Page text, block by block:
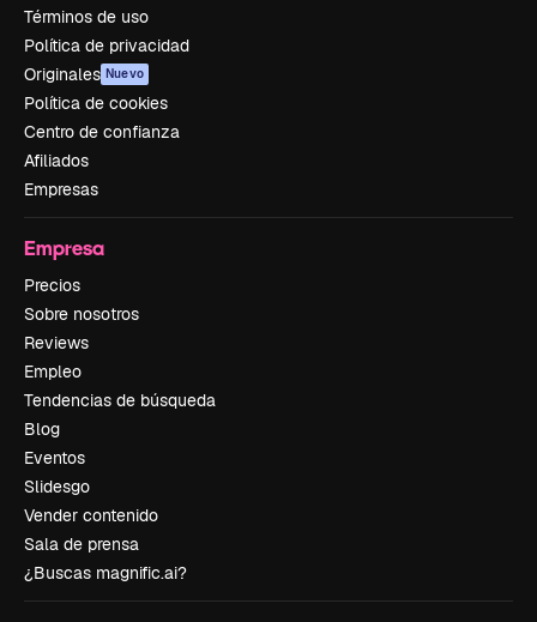
Términos de uso
Política de privacidad
Originales Nuevo
Política de cookies
Centro de confianza
Afiliados
Empresas
Empresa
Precios
Sobre nosotros
Reviews
Empleo
Tendencias de búsqueda
Blog
Eventos
Slidesgo
Vender contenido
Sala de prensa
¿Buscas magnific.ai?